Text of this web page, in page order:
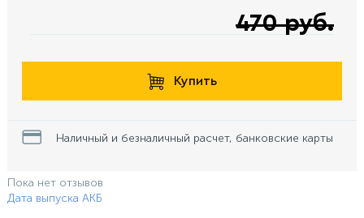
470 руб.
Купить
Наличный и безналичный расчет, банковские карты
Пока нет отзывов
Дата выпуска АКБ